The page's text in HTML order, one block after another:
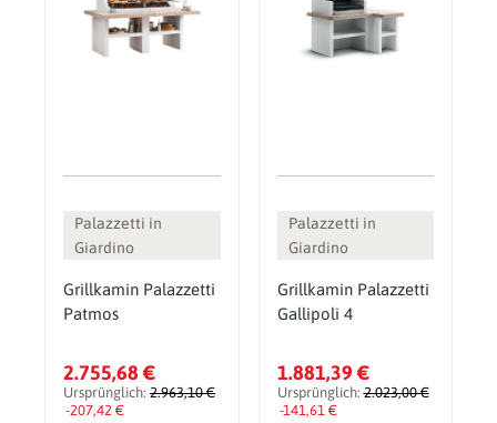
Palazzetti in
Giardino
Grillkamin Palazzetti
Patmos
2.755,68 €
Ursprünglich: 2.963,10 €
-207,42 €
Palazzetti in
Giardino
Grillkamin Palazzetti
Gallipoli 4
1.881,39 €
Ursprünglich:2.023,00 €
-141,61 €